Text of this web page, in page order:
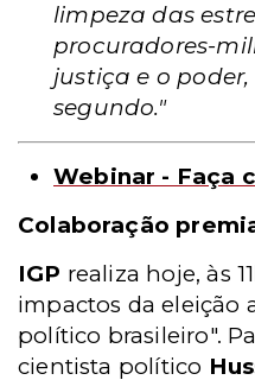
limpeza das
procuradores-
justiça e o
segundo."
Webinar - Faça
Colaboração
IGP realiza hoje, às
impactos da eleição
político brasileiro".
cientista político